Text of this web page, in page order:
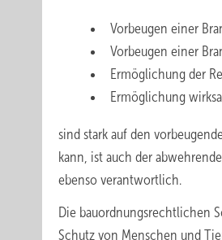
Vorbeugen einer
Vorbeugen einer
Ermöglichung der
Ermöglichung
sind stark auf den
kann, ist auch der
ebenso verantwortlich.
Die bauordnungsrechtlichen
Schutz von Menschen und